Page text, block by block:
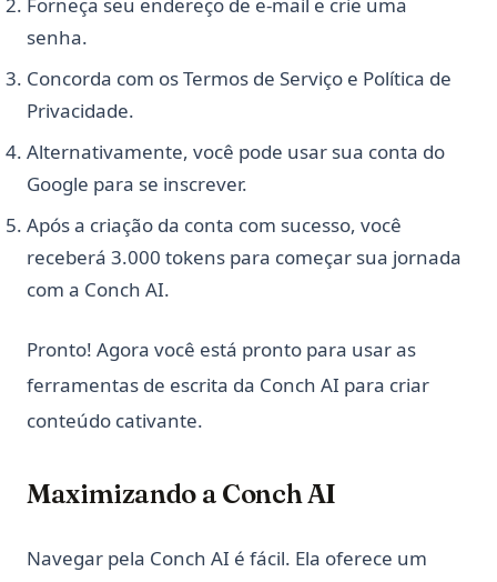
senha.
Concorda com os Termos de Serviço e Política de
Privacidade.
Alternativamente, você pode usar sua conta do
Google para se inscrever.
Após a criação da conta com sucesso, você
receberá 3.000 tokens para começar sua jornada
com a Conch AI.
Pronto! Agora você está pronto para usar as
ferramentas de escrita da Conch AI para criar
conteúdo cativante.
Maximizando a Conch AI
Navegar pela Conch AI é fácil. Ela oferece um